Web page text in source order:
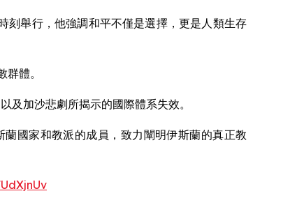
舉行，他強調和平不僅是選擇，更是人類生存
體。
加沙悲劇所揭示的國際體系失效。
國家和教派的成員，致力闡明伊斯蘭的真正教